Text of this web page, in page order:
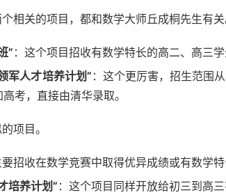
相关的项目，都和数学大师丘成桐先生有关
” ：这个项目招收有数学特长的高二、高三学
军人才培养计划”：这个更厉害，招生范围
考，直接由清华录取。
项目。
要招收在数学竞赛中取得优异成绩或有数学特
培养计划”：这个项目同样开放给初三到高三